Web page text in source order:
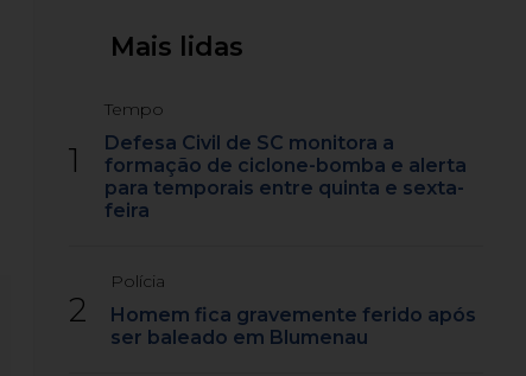
Mais lidas
1
Tempo
Defesa Civil de SC monitora a
formação de ciclone-bomba e alerta
para temporais entre quinta e sexta-
feira
2
Polícia
Homem fica gravemente ferido após
ser baleado em Blumenau